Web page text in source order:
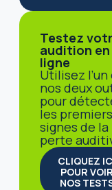
Testez
audition en
ligne
Utilisez l’un
nos deux
pour
les premiers
signes de la
perte
CLIQUEZ
POUR VOIR
NOS